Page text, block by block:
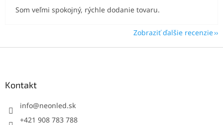
Som veľmi spokojný, rýchle dodanie tovaru.
Zobraziť ďalšie recenzie
Kontakt
info@neonled.sk
+421 908 783 788